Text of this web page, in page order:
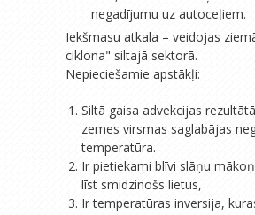
negadījumu uz autoceļiem.
Iekšmasu atkala – veidojas
ciklona" siltajā sektorā.
Nepieciešamie apstākļi:
Siltā gaisa advekcijas
zemes virsmas saglabājas
temperatūra.
Ir pietiekami blīvi slāņu
līst smidzinošs lietus,
Ir temperatūras inversija,